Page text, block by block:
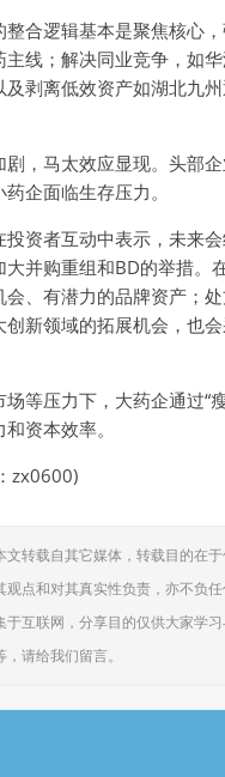
整合逻辑基本是聚焦核心
线；解决同业竞争，如
及剥离低效资产如湖北九
剧，马太效应显现。头部
企面临生存压力。
投资者互动中表示，未来
并购重组和BD的举措。
会、有潜力的品牌资产；
创新领域的拓展机会，也
等压力下，大药企通过“
资本效率。
zx0600)
文转载自其它媒体，转载目的在
观点和对其真实性负责，亦不负
于互联网，分享目的仅供大家学
请给我们留言。